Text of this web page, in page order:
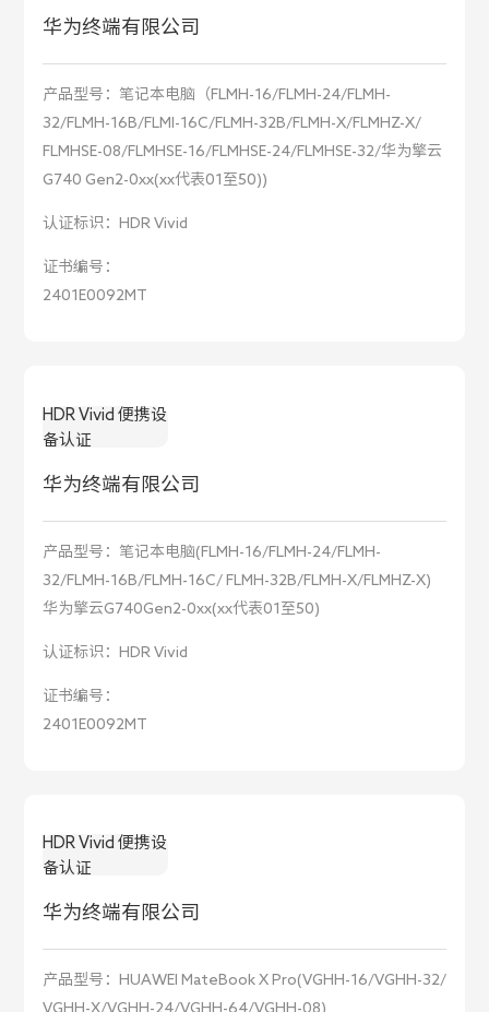
华为终端有限公司
产品型号：
笔记本电脑（FLMH-16/FLMH-24/FLMH-
32/FLMH-16B/FLMI-16C/FLMH-32B/FLMH-X/FLMHZ-X/
FLMHSE-08/FLMHSE-16/FLMHSE-24/FLMHSE-32/华为擎云
G740 Gen2-0xx(xx代表01至50))
认证标识： HDR Vivid
证书编号：
2401E0092MT
HDR Vivid 便携设
备认证
华为终端有限公司
产品型号：
笔记本电脑(FLMH-16/FLMH-24/FLMH-
32/FLMH-16B/FLMH-16C/ FLMH-32B/FLMH-X/FLMHZ-X)
华为擎云G740Gen2-0xx(xx代表01至50)
认证标识： HDR Vivid
证书编号：
2401E0092MT
HDR Vivid 便携设
备认证
华为终端有限公司
产品型号：
HUAWEI MateBook X Pro(VGHH-16/VGHH-32/
VGHH-X/VGHH-24/VGHH-64/VGHH-08)